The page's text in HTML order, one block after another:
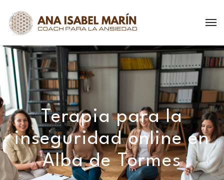
Terapia para la
inseguridad online en
Alba de Tormes